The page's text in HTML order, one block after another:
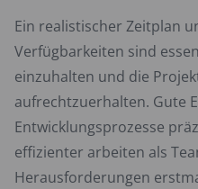
Ein realistischer Zeitplan
Verfügbarkeiten sind
einzuhalten und die
aufrechtzuerhalten. Gute
Entwicklungsprozesse
effizienter arbeiten als
Herausforderungen